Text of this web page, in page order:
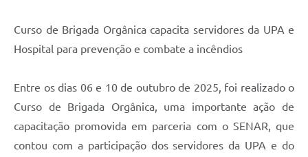
Curso de Brigada Orgânica capacita servidores da UPA e
Hospital para prevenção e combate a incêndios
Entre os dias 06 e 10 de outubro de 2025, foi realizado o
Curso de Brigada Orgânica, uma importante ação de
capacitação promovida em parceria com o SENAR, que
contou com a participação dos servidores da UPA e do